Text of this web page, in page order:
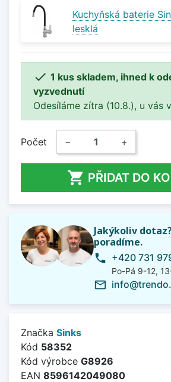
Kuchyňská baterie
lesklá
 1 kus skladem, ihned k
vyzvednutí
Odesíláme zítra (10.8.), u vás
Počet − +
 PŘIDAT DO
Jakýkoliv
poradíme.
phone +420 731
Po-Pá 9-12,
mail_outline
Značka Sinks
Kód 58352
Kód výrobce G8926
EAN 8596142049080